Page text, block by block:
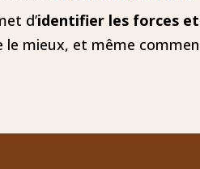
d’identifier les forces
mieux, et même